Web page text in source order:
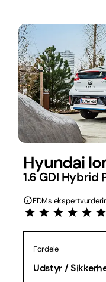
Hyundai
1.6 GDI Hybrid
FDMs
Fordele
Udstyr /